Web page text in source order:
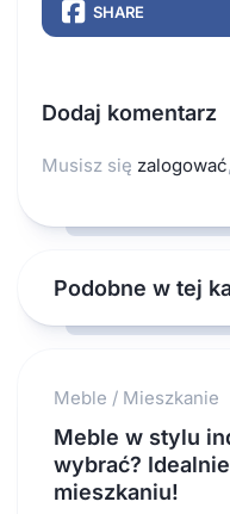
SHARE
Dodaj komentarz
Musisz się zalogować
Podobne w tej
Meble / Mieszkanie
Meble w stylu
wybrać?
mieszkaniu!